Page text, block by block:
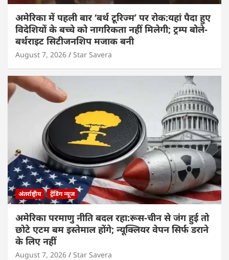
अमेरिका में पहली बार ‘बर्थ टूरिज्म’ पर रोक:यहां पैदा हुए
विदेशियों के बच्चे को नागरिकता नहीं मिलेगी; ट्रम्प बोले-
बर्थराइट सिटीजनशिप मजाक बनी
August 7, 2026 Star Savera
अंतर्राष्ट्रीय ट्रेंडिंग न्यूज
अमेरिका परमाणु नीति बदल रहा:रूस-चीन से जंग हुई तो
छोटे एटम बम इस्तेमाल होंगे; न्यूक्लियर वेपन सिर्फ डराने
के लिए नहीं
August 7, 2026 Star Savera